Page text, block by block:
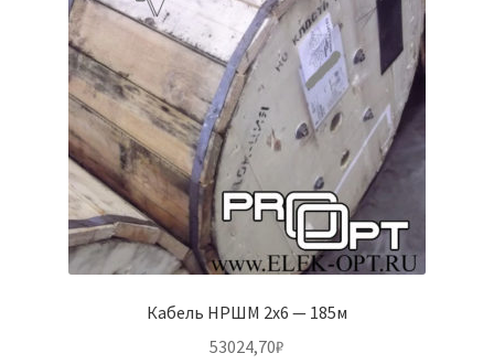
Кабель НРШМ 2х6 — 185м
53024,70₽